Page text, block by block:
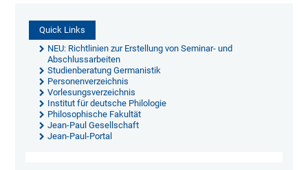
Quick Links
NEU: Richtlinien zur Erstellung von Seminar- und
Abschlussarbeiten
Studienberatung Germanistik
Personenverzeichnis
Vorlesungsverzeichnis
Institut für deutsche Philologie
Philosophische Fakultät
Jean-Paul Gesellschaft
Jean-Paul-Portal